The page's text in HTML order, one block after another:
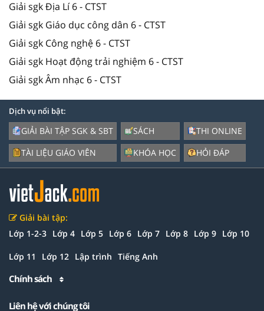
Giải sgk Địa Lí 6 - CTST
Giải sgk Giáo dục công dân 6 - CTST
Giải sgk Công nghệ 6 - CTST
Giải sgk Hoạt động trải nghiệm 6 - CTST
Giải sgk Âm nhạc 6 - CTST
Dịch vụ nổi bật:
GIẢI BÀI TẬP SGK & SBT
TÀI LIỆU GIÁO VIÊN
SÁCH
KHÓA HỌC
THI ONLINE
HỎI ĐÁP
Giải bài tập:
Lớp 1-2-3 Lớp 4 Lớp 5 Lớp 6 Lớp 7 Lớp 8 Lớp 9 Lớp 10
Lớp 11 Lớp 12 Lập trình Tiếng Anh
Chính sách
Liên hệ với chúng tôi